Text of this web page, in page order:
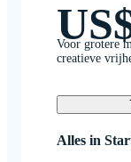
Voor grotere
creatieve
Alles in